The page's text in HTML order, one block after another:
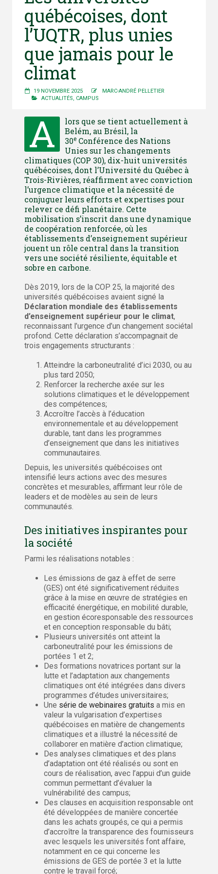
québécoises, dont
l’UQTR, plus unies
que jamais pour le
climat
19 NOVEMBRE 2025
MARC-ANDRÉ PELLETIER
ACTUALITÉS
CAMPUS
A
lors que se tient actuellement à
Belém, au Brésil, la
30e Conférence des Nations
Unies sur les changements
climatiques (COP 30), dix-huit universités
québécoises, dont l’Université du Québec à
Trois-Rivières, réaffirment avec conviction
l’urgence climatique et la nécessité de
conjuguer leurs efforts et expertises pour
relever ce défi planétaire. Cette
mobilisation s’inscrit dans une dynamique
de coopération renforcée, où les
établissements d’enseignement supérieur
jouent un rôle central dans la transition
vers une société résiliente, équitable et
sobre en carbone.
Dès 2019, lors de la COP 25, la majorité des
universités québécoises avaient signé la
Déclaration mondiale des établissements
d’enseignement supérieur pour le climat,
reconnaissant l’urgence d’un changement sociétal
profond. Cette déclaration s’accompagnait de
trois engagements structurants :
Atteindre la carboneutralité d’ici 2030, ou au
plus tard 2050;
Renforcer la recherche axée sur les
solutions climatiques et le développement
des compétences;
Accroître l’accès à l’éducation
environnementale et au développement
durable, tant dans les programmes
d’enseignement que dans les initiatives
communautaires.
Depuis, les universités québécoises ont
intensifié leurs actions avec des mesures
concrètes et mesurables, affirmant leur rôle de
leaders et de modèles au sein de leurs
communautés.
Des initiatives inspirantes pour
la société
Parmi les réalisations notables :
Les émissions de gaz à effet de serre
(GES) ont été significativement réduites
grâce à la mise en œuvre de stratégies en
efficacité énergétique, en mobilité durable,
en gestion écoresponsable des ressources
et en conception responsable du bâti;
Plusieurs universités ont atteint la
carboneutralité pour les émissions de
portées 1 et 2;
Des formations novatrices portant sur la
lutte et l’adaptation aux changements
climatiques ont été intégrées dans divers
programmes d’études universitaires;
Une série de webinaires gratuits a mis en
valeur la vulgarisation d’expertises
québécoises en matière de changements
climatiques et a illustré la nécessité de
collaborer en matière d’action climatique;
Des analyses climatiques et des plans
d’adaptation ont été réalisés ou sont en
cours de réalisation, avec l’appui d’un guide
commun permettant d’évaluer la
vulnérabilité des campus;
Des clauses en acquisition responsable ont
été développées de manière concertée
dans les achats groupés, ce qui a permis
d’accroître la transparence des fournisseurs
avec lesquels les universités font affaire,
notamment en ce qui concerne les
émissions de GES de portée 3 et la lutte
contre le travail forcé;